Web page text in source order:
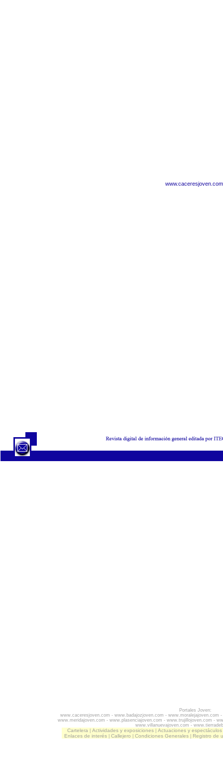
www.caceresjoven.com
Portales Joven:
www.caceresjoven.com - www.badajozjoven.com - www.moralejajoven.com -
www.meridajoven.com - www.plasenciajoven.com - www.trujillojoven.com -
www.villanuevajoven.com -
Cartelera| Actividades y exposiciones| Actuaciones y espectáculos
Enlaces de interés| Callejero Condiciones Generales| Registro de